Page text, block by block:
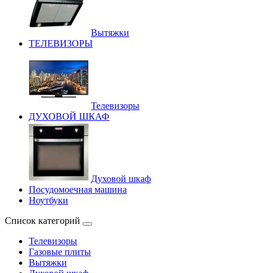
Вытяжки
ТЕЛЕВИЗОРЫ
Телевизоры
ДУХОВОЙ ШКАФ
Духовой шкаф
Посудомоечная машина
Ноутбуки
Список категорий
Телевизоры
Газовые плиты
Вытяжки